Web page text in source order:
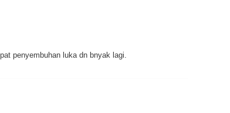
penyembuhan luka dn bnyak lagi.